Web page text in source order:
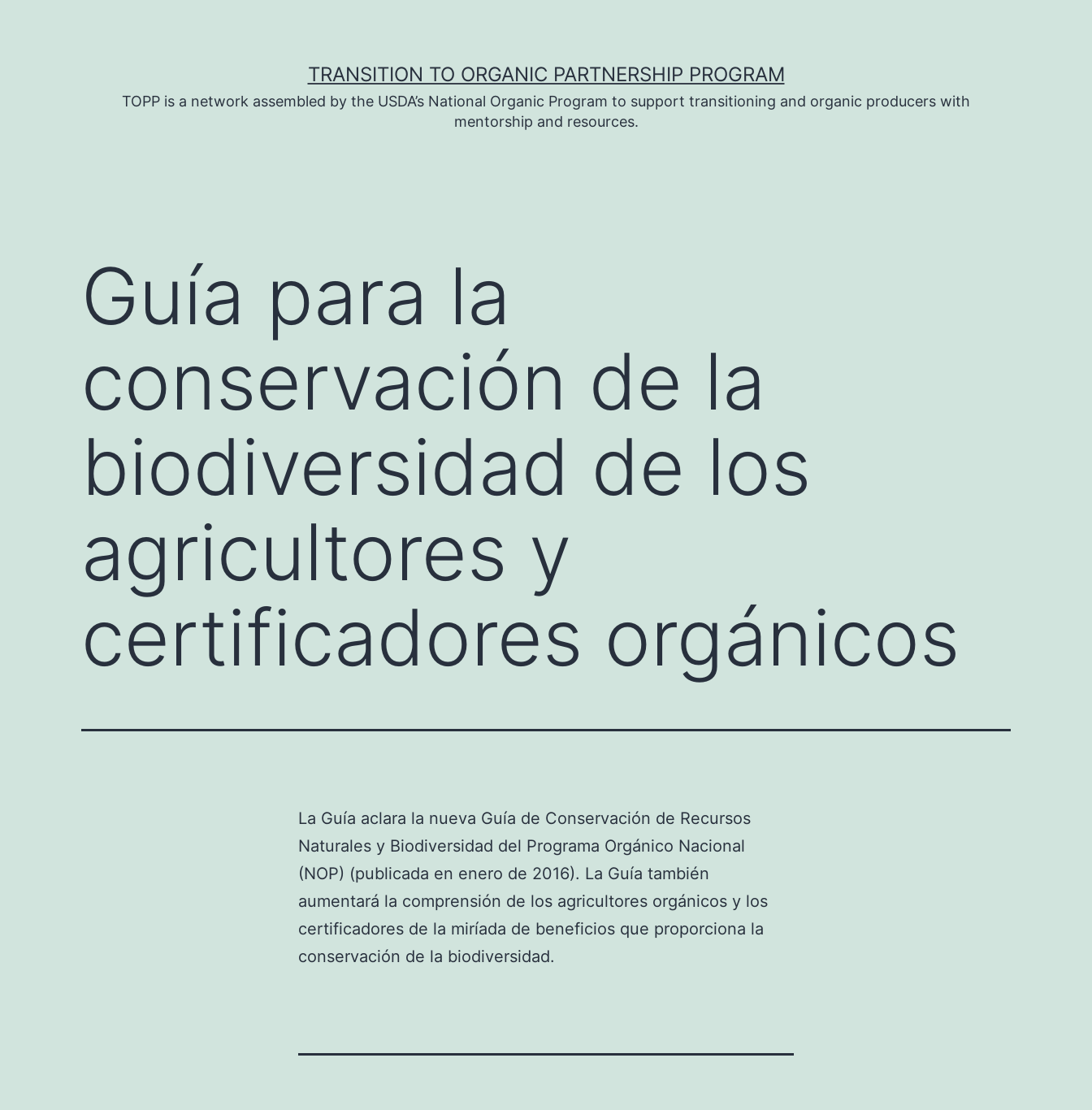
TRANSITION TO ORGANIC PARTNERSHIP PROGRAM
TOPP is a network assembled by the USDA’s National Organic Program to support transitioning and organic producers with
mentorship and resources.
Guía para la
conservación de la
biodiversidad de los
agricultores y
certificadores orgánicos
La Guía aclara la nueva Guía de Conservación de Recursos
Naturales y Biodiversidad del Programa Orgánico Nacional
(NOP) (publicada en enero de 2016). La Guía también
aumentará la comprensión de los agricultores orgánicos y los
certificadores de la miríada de beneficios que proporciona la
conservación de la biodiversidad.